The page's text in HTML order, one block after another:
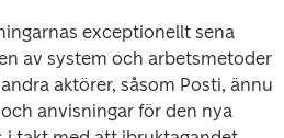
exceptionellt sena
av system och arbetsmetoder
aktörer, såsom Posti, ännu
anvisningar för den nya